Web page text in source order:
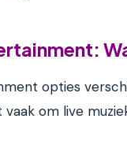
opties
om live